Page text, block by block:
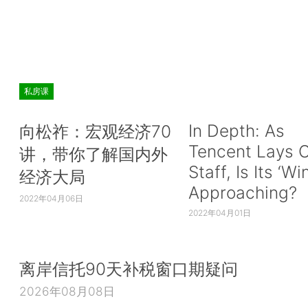
私房课
向松祚：宏观经济70
讲，带你了解国内外
经济大局
2022年04月06日
In Depth: As
Tencent Lays
Staff, Is Its
Approaching?
2022年04月01日
离岸信托90天补税窗口期疑问
2026年08月08日